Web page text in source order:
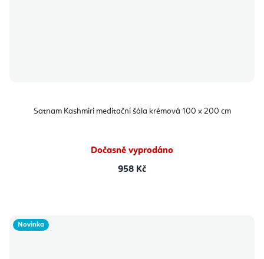
Satnam Kashmiri meditační šála krémová 100 x 200 cm
Dočasně vyprodáno
958 Kč
Novinka